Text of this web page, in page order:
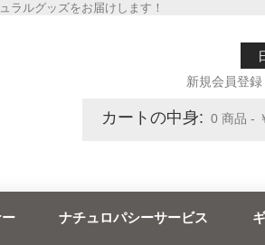
ラルグッズをお届けします！
新規会員登録
カートの中身: 0 商品 -
ナチュロパシーサービス